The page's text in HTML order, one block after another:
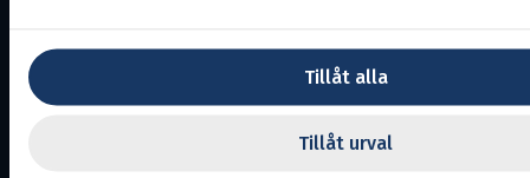
Tillåt alla
Tillåt urval
Dalarna